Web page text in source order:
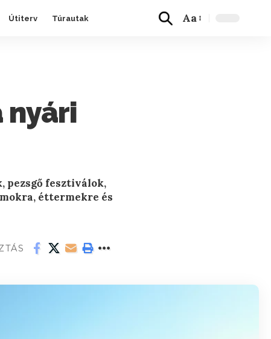
Útiterv Túrautak Aa
nyári
pezsgő fesztiválok,
éttermekre és